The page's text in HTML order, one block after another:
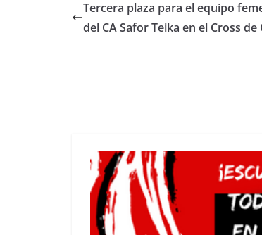
Tercera plaza para el equipo
del CA Safor Teika en el Cross de